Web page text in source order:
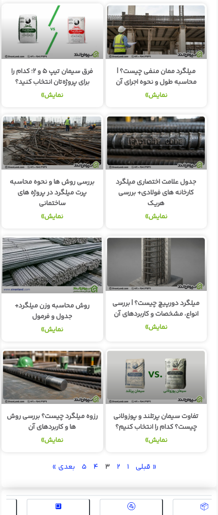
میلگرد ممان منفی چیست؟ |
محاسبه طول و نحوه اجرای آن
نمایش»
فرق سیمان تیپ ۵ و ۲؛ کدام را
برای پروژه‌تان انتخاب کنید؟
نمایش»
جدول علامت اختصاری میلگرد
کارخانه های فولادی+ بررسی
هریک
نمایش»
بررسی روش ها و نحوه محاسبه
پرت میلگرد در پروژه های
ساختمانی
نمایش»
میلگرد دورپیچ چیست؟ | بررسی
انواع، مشخصات و کاربردهای آن
نمایش»
روش محاسبه وزن میلگرد+
جدول و فرمول
نمایش»
تفاوت سیمان پرتلند و پوزولانی
چیست؟ کدام را انتخاب کنیم؟
نمایش»
رزوه میلگرد چیست؟ بررسی روش
ها و کاربردهای آن
نمایش»
« قبلی ۱ ۲ ۳ ۴ ۵ بعدی »
🚰 📦